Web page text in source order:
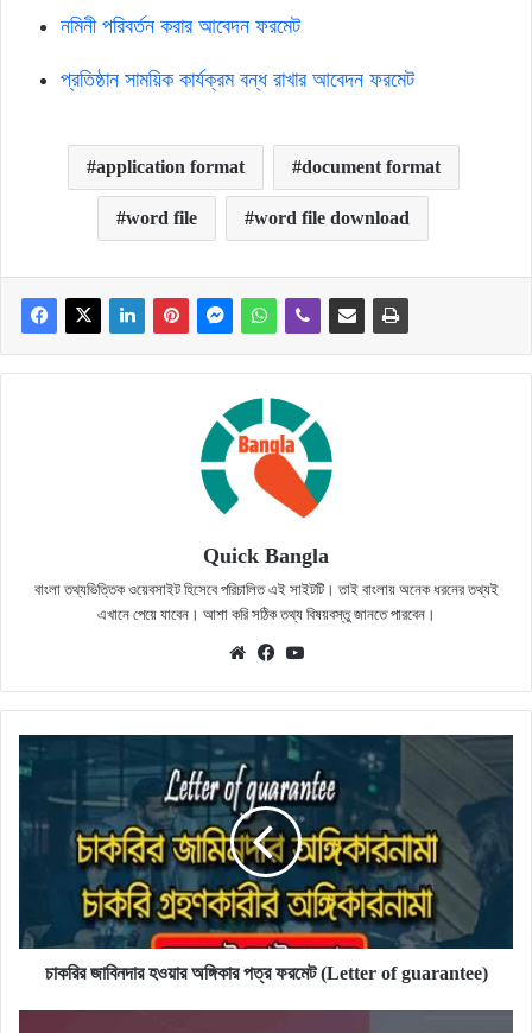
নমিনী পরিবর্তন করার আবেদন ফরমেট
প্রতিষ্ঠান সাময়িক কার্যক্রম বন্ধ রাখার আবেদন ফরমেট
application format document format
word file word file download
Quick Bangla
বাংলা তথ্যভিত্তিক ওয়েবসাইট হিসেবে পরিচালিত এই সাইটটি। তাই বাংলায় অনেক ধরনের তথ্যই
এখানে পেয়ে যাবেন। আশা করি সঠিক তথ্য বিষয়বস্তু জানতে পারবেন।
WebsiteFacebook
চাকরির
জাবিনদার
হওয়ার
অঙ্গিকার
guarantee)
চাকরির জাবিনদার হওয়ার অঙ্গিকার পত্র ফরমেট (Letter of guarantee)